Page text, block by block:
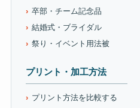
卒部・チーム記念品
結婚式・ブライダル
祭り・イベント用法被
プリント・加工方法
プリント方法を比較する